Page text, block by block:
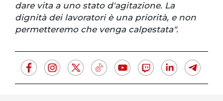
dare vita a uno stato d'agitazione. La
dignità dei lavoratori è una priorità, e non
permetteremo che venga calpestata".